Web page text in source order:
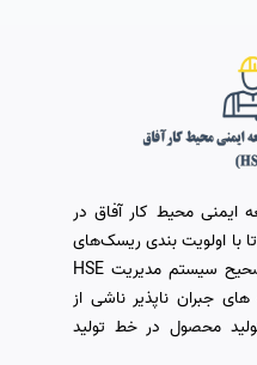
محیط کار آفاق در
با اولویت بندی ریسک‌های
موجود در محیط کار و اجرای صحیح سیستم مدیریت HSE
جبران ناپذیر ناشی از
محصول در خط تولید